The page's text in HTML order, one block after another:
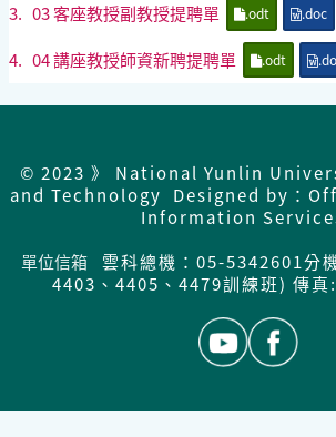
3. 03 客座教授副教授提聘單 .odt .doc
4. 04 講座教授師資新聘提聘單 .odt
© 2023 》 National Yunlin
and Technology Designed by：
Information
單位信箱
雲科總機：05-5342601分
4403、4405、4479訓練班) 傳